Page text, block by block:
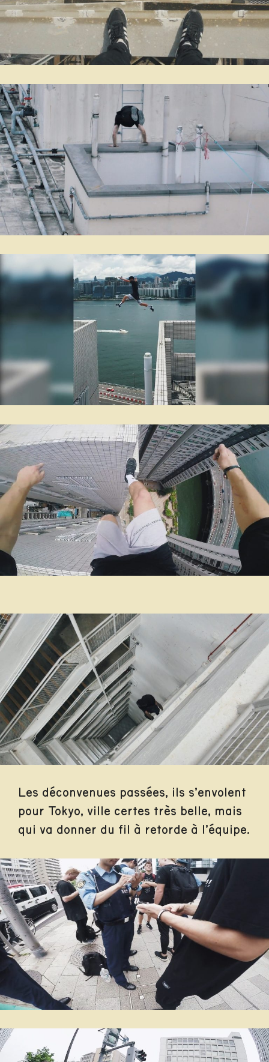
Les déconvenues passées, ils s’envolent
pour Tokyo, ville certes très belle, mais
qui va donner du fil à retorde à l’équipe.